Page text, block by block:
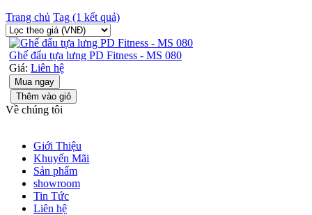
Trang chủ Tag (1 kết quả)
Ghế đẩu tựa lưng PD Fitness - MS 080
Giá: Liên hệ
Mua ngay
Thêm vào giỏ
Về chúng tôi
Giới Thiệu
Khuyến Mãi
Sản phẩm
showroom
Tin Tức
Liên hệ